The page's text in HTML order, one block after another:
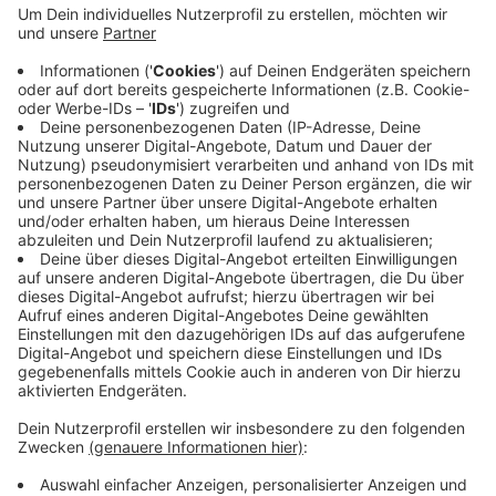
Heute (20. Januar) beginnen die mehr als 100 Kinder
der KiTas aus unserer Stadt. Morgen (21. Januar)
folgen dann die Spiele der Grundschulen. Die Spiele
finden alle jeweils von 9 bis ca. 15 Uhr auf der Anlage
des GHTC statt. Unterstützt wird das Ganze dabei
vom Fachbereich Kinder, Jugend und Familie der Stadt.
Als Ehrengast wird das Masskottchen "Schlenzi" der
deutschen Hockeynationalmannschaft erwartet.
Anzeige